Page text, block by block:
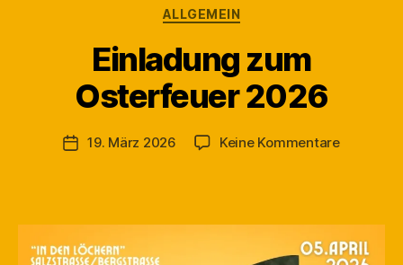
Kategorien
ALLGEMEIN
Einladung zum
Osterfeuer 2026
Beitragsautor
V
o
a
Veröffentlichungsdatum
19. März 2026 Keine Kommentarezu